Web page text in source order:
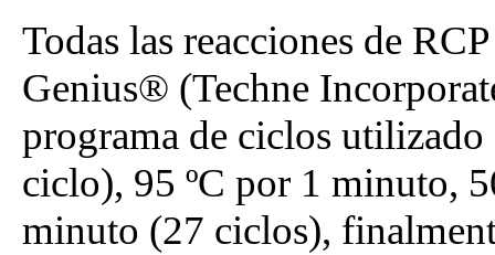
Todas las reacciones de
Genius® (Techne
programa de ciclos
ciclo), 95 ºC por 1 minuto,
minuto (27 ciclos),